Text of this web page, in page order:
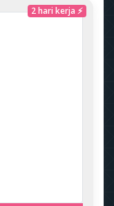
2 hari kerja ⚡